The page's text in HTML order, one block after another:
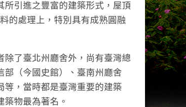
所引進之豐富的建築形式，屋頂
的處理上，特別具有成熟圓融
除了臺北州廳舍外，尚有臺灣總
部（今國史館）、臺南州廳舍
等，當時都是臺灣重要的建築
築物最為著名 。